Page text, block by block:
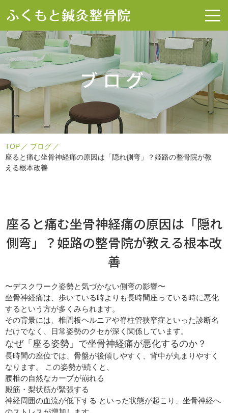
ブログ
TOP
ブログ
座ると痛む坐骨神経痛の原因は「隠れ側弯」？姫路の整骨院が教
える根本改善
座ると痛む坐骨神経痛の原因は「隠れ
側弯」？姫路の整骨院が教える根本改
善
〜デスクワーク姿勢と気づかない側弯の影響〜
坐骨神経痛は、歩いている時よりも長時間座っている時に悪化
するという方が多くみられます。
その背景には、椎間板ヘルニアや脊柱管狭窄症といった診断名
だけでなく、日常姿勢のクセが深く関係しています。
なぜ「座る姿勢」で坐骨神経痛が悪化するのか？
長時間の座位では、骨盤が後傾しやすく、背中が丸まりやすく
なります。 この姿勢が続くと、
腰椎の自然なカーブが崩れる
殿筋・梨状筋が緊張する
神経周囲の血流が低下する といった状態が起こり、坐骨神経へ